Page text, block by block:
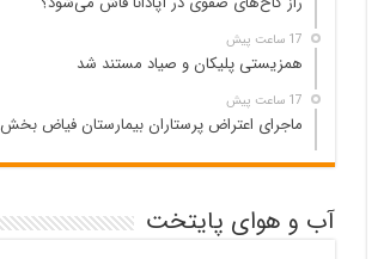
17 ساعت پیش
همزیستی پلیکان و صیاد مستند شد
17 ساعت پیش
ماجرای اعتراض پرستاران بیمارستان فیاض بخش
آب و هوای پایتخت